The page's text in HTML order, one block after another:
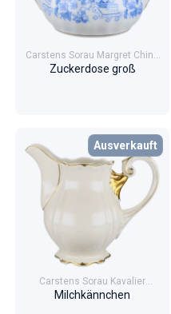
Carstens Sorau Margret China
Blau
Zuckerdose groß
Ausverkauft
Carstens Sorau Kavalier
Goldranke
Milchkännchen